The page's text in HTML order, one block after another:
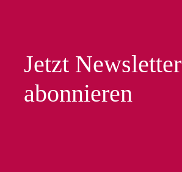
Jetzt Newsletter
abonnieren